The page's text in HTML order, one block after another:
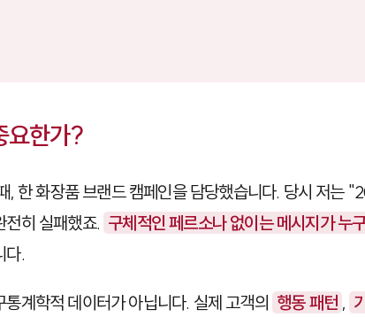
요한가?
, 한 화장품 브랜드 캠페인을 담당했습니다. 당시 저는
전히 실패했죠. 구체적인 페르소나 없이는 메시지가 누
다.
계학적 데이터가 아닙니다. 실제 고객의 행동 패턴 ,